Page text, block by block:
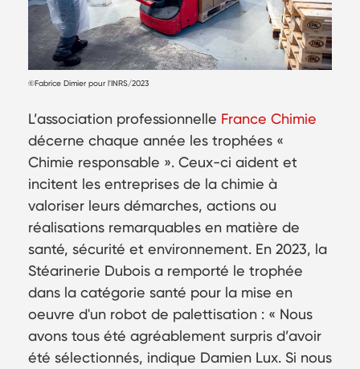
©Fabrice Dimier pour l'INRS/2023
L’association professionnelle France Chimie
décerne chaque année les trophées «
Chimie responsable ». Ceux-ci aident et
incitent les entreprises de la chimie à
valoriser leurs démarches, actions ou
réalisations remarquables en matière de
santé, sécurité et environnement. En 2023, la
Stéarinerie Dubois a remporté le trophée
dans la catégorie santé pour la mise en
oeuvre d'un robot de palettisation : « Nous
avons tous été agréablement surpris d’avoir
été sélectionnés, indique Damien Lux. Si nous